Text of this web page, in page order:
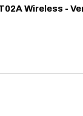
Wireless -